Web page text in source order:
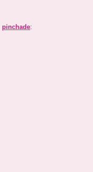
pinchade: